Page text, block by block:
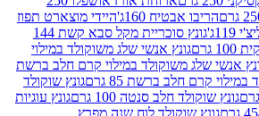
160ג'
היידי מוצארט תפוז
גונץ סוכריית מקל סבא קשת 144
גונץ אנשי שלג משוקולד במילוי
משוקולד במילוי קרם חלב ברשת
ברשת 85 גרם
גונץ שוקולד
חלב סנטה 100 גרם
גונץ עוגיות
שוקולד לוח שנה מפרץ